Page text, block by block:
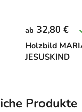
Holzbild
JESUSKIND
ab 32,80 €
Produkte